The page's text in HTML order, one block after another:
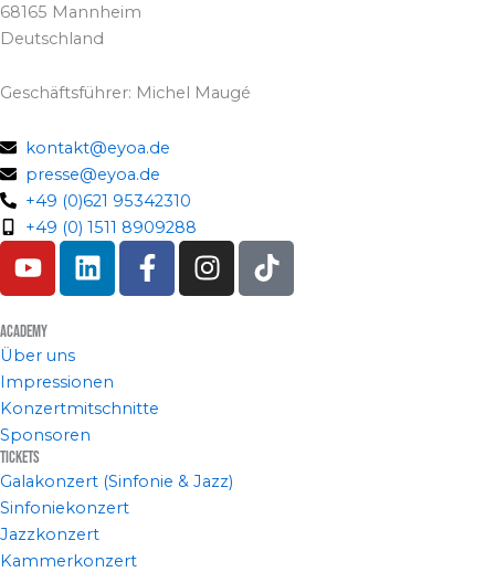
68165 Mannheim
Deutschland
Geschäftsführer: Michel Maugé
kontakt@eyoa.de
presse@eyoa.de
+49 (0)621 95342310
+49 (0) 1511 8909288
Y
o
t
u
b
e
L
i
d
i
n
F
a
o
-
I
n
m
T
i
Academy
Über uns
Impressionen
Konzertmitschnitte
Sponsoren
Tickets
Galakonzert (Sinfonie & Jazz)
Sinfoniekonzert
Jazzkonzert
Kammerkonzert